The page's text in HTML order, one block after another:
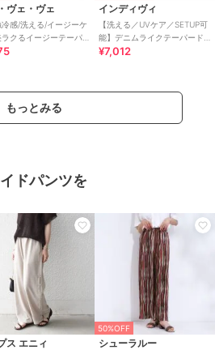
ヴェ・ヴェ
冷感/洗える/イージーケ
ラクるイージーテーパ
ツ
インディヴィ
【洗える／UVケア／SETUP可
能】デニムライクテーパード
パンツ
¥7,012
もっとみる
ドパンツを
ス エニィ
50%OFF
シューラルー